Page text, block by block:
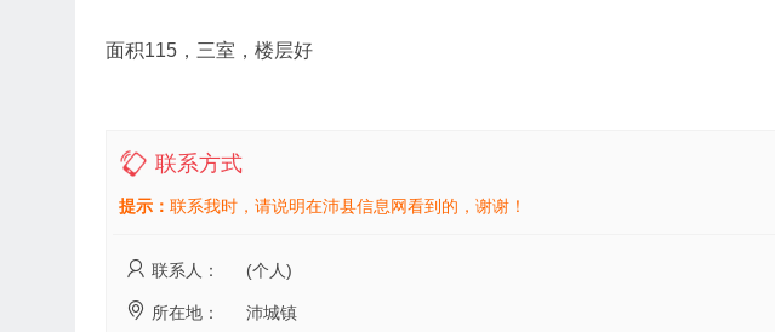
面积115，三室，楼层好
联系方式
提示： 联系我时，请说明在沛县信息网看到的，谢谢！
联系人： (个人)
所在地： 沛城镇